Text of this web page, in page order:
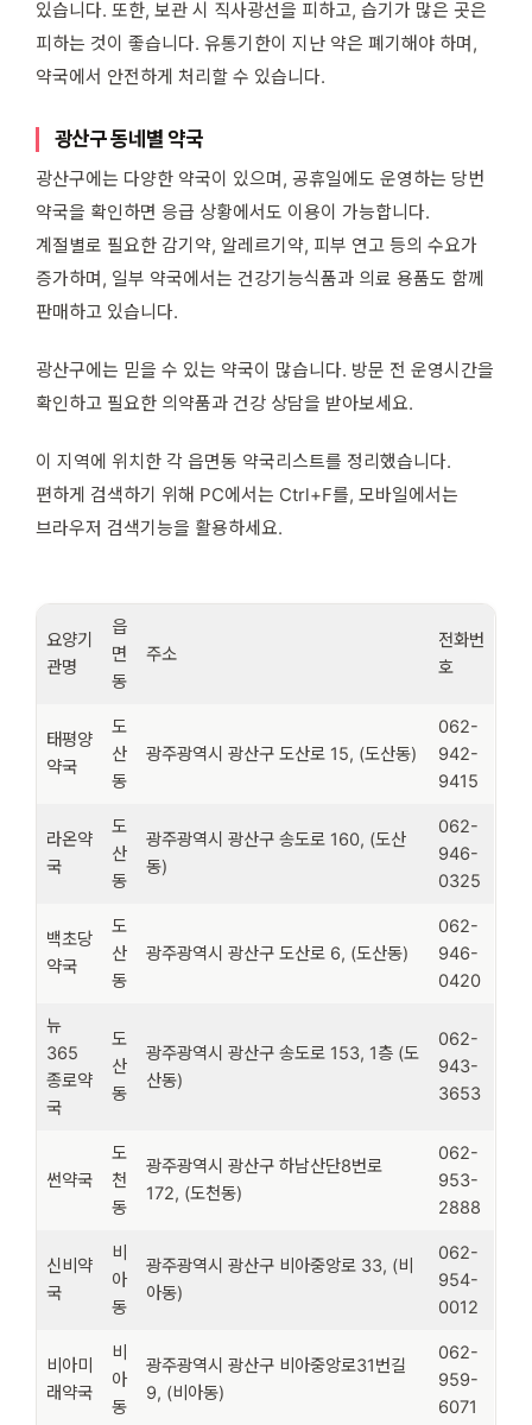
있습니다. 또한, 보관 시 직사광선을 피하고, 습기가 많은 곳은
피하는 것이 좋습니다. 유통기한이 지난 약은 폐기해야 하며,
약국에서 안전하게 처리할 수 있습니다.
광산구 동네별 약국
광산구에는 다양한 약국이 있으며, 공휴일에도 운영하는 당번
약국을 확인하면 응급 상황에서도 이용이 가능합니다.
계절별로 필요한 감기약, 알레르기약, 피부 연고 등의 수요가
증가하며, 일부 약국에서는 건강기능식품과 의료 용품도 함께
판매하고 있습니다.
광산구에는 믿을 수 있는 약국이 많습니다. 방문 전 운영시간을
확인하고 필요한 의약품과 건강 상담을 받아보세요.
이 지역에 위치한 각 읍면동 약국리스트를 정리했습니다.
편하게 검색하기 위해 PC에서는 Ctrl+F를, 모바일에서는
브라우저 검색기능을 활용하세요.
요양기
관명
읍
면
동
주소
전화번
호
태평양
약국
도
산
동
광주광역시 광산구 도산로 15, (도산동)
062-
942-
9415
라온약
국
도
산
동
광주광역시 광산구 송도로 160, (도산
동)
062-
946-
0325
백초당
약국
도
산
동
광주광역시 광산구 도산로 6, (도산동)
062-
946-
0420
뉴
365
종로약
국
도
산
동
광주광역시 광산구 송도로 153, 1층 (도
산동)
062-
943-
3653
썬약국
도
천
동
광주광역시 광산구 하남산단8번로
172, (도천동)
062-
953-
2888
신비약
국
비
아
동
광주광역시 광산구 비아중앙로 33, (비
아동)
062-
954-
0012
비아미
래약국
비
아
동
광주광역시 광산구 비아중앙로31번길
9, (비아동)
062-
959-
6071